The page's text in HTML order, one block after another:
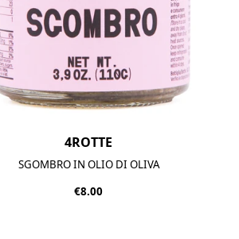
4ROTTE
SGOMBRO IN OLIO DI OLIVA
€8.00